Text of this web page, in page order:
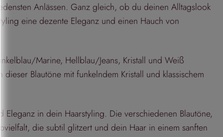
Anlässen. Ganz gleich, ob du deinen Alltagslook
eine dezente Eleganz und einen Hauch von
Marine, Hellblau/Jeans, Kristall und Weiß
Blautöne mit funkelndem Kristall und klassischem
Eleganz in dein Haarstyling. Die verschiedenen Blautöne,
die subtil glitzert und dein Haar in einem sanften